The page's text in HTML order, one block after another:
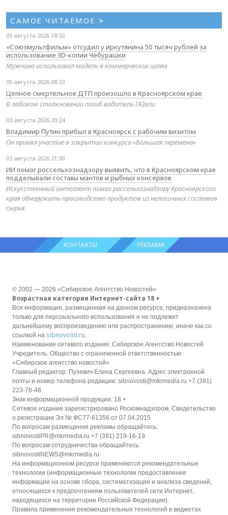
САМОЕ ЧИТАЕМОЕ >
05 августа 2026 18:32
«Союзмультфильм» отсудил у иркутянина 50 тысяч рублей за
использование 3D-копии Чебурашки
Мужчина использовал модель в коммерческих целях
05 августа 2026 08:33
Цепное смертельное ДТП произошло в Красноярском крае
В лобовом столкновении погиб водитель ГАЗели
03 августа 2026 20:24
Владимир Путин прибыл в Красноярск с рабочим визитом
Он принял участие в закрытии конкурса «Большая перемена»
03 августа 2026 21:30
ИИ помог россельхознадзору выявить, что в Красноярском крае
подделывали составы мантов и рыбных консервов
Искусственный интеллект помог россельхознадзору Красноярского
края обнаружить производство продуктов из нелогичных составов
сырья
КОНТАКТЫ РЕКЛАМА
© 2002 — 2026 «Сибирское Агентство Новостей»
Возрастная категория Интернет-сайта 18 +
Вся информация, размещенная на данном ресурсе, предназначена
только для персонального использования и не подлежит
дальнейшему воспроизведению или распространению, иначе как со
ссылкой на sibnovosti.ru.
Наименование сетевого издания: Сибирское Агентство Новостей
Учредитель: Общество с ограниченной ответственностью
«Сибирское агентство новостей»
Главный редактор: Пузевич Елена Сергеевна. Адрес электронной
почты и номер телефона редакции: sibnovosti@mkrmedia.ru +7 (391)
223-78-48
Знак информационной продукции: 18 +
Сетевое издание зарегистрировано Роскомнадзором, Свидетельство
о регистрации Эл № ФС77-61356 от 07.04.2015
По вопросам размещения рекламы обращайтесь:
sibnovostiPR@mkrmedia.ru +7 (391) 219-16-19
По вопросам сотрудничества обращайтесь:
sibnovostiNEWS@mkrmedia.ru
На информационном ресурсе применяются рекомендательные
технологии (информационные технологии предоставления
информации на основе сбора, систематизации и анализа сведений,
относящихся к предпочтениям пользователей сети Интернет,
находящихся на территории Российской Федерации).
Правила применения рекомендательных технологий в виджетах